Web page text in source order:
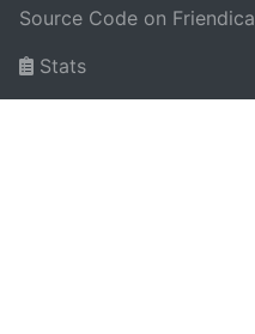
Source Code on
Stats